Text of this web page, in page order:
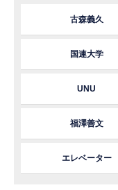
古森義久
国連大学
UNU
福澤善文
エレベーター